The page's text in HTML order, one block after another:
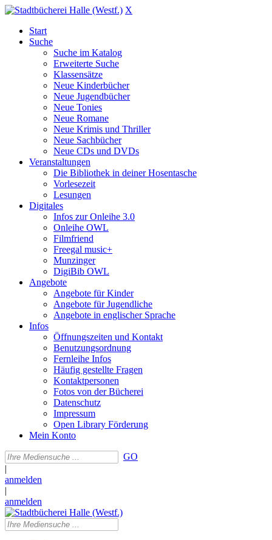
X
Start
Suche
Suche im Katalog
Erweiterte Suche
Klassensätze
Neue Kinderbücher
Neue Jugendbücher
Neue Tonies
Neue Romane
Neue Krimis und Thriller
Neue Sachbücher
Neue CDs und DVDs
Veranstaltungen
Die Bibliothek in deiner Hosentasche
Vorlesezeit
Lesungen
Digitales
Infos zur Onleihe 3.0
Onleihe OWL
Filmfriend
Freegal music+
Munzinger
DigiBib OWL
Angebote
Angebote für Kinder
Angebote für Jugendliche
Angebote in englischer Sprache
Infos
Öffnungszeiten und Kontakt
Benutzungsordnung
Fernleihe Infos
Häufig gestellte Fragen
Kontaktpersonen
Fotos von der Bücherei
Datenschutz
Impressum
Open Library Förderung
Mein Konto
GO
|
anmelden
|
anmelden